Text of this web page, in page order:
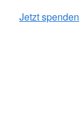
Jetzt spenden